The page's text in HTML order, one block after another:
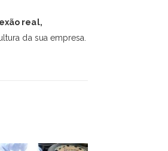
real,
da sua empresa.